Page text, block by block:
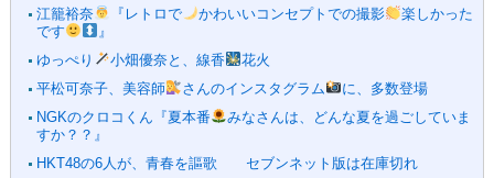
江籠裕奈
『レトロで かわいいコンセプトでの撮影
楽しかった
です
』
ゆっぺり
小畑優奈と、線香
花火
平松可奈子、美容師
さんのインスタグラム
に、多数登場
NGKのクロコくん『夏本番
みなさんは、どんな夏を過ごしていま
すか？？』
HKT48の6人が、青春を謳歌 セブンネット版は在庫切れ